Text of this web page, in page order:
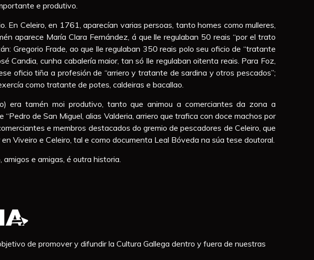
e produtivo.
Celeiro, en 1761, aparecían varias persoas, tanto homes como mulleres,
aparece María Clara Fernández, á que lle regulaban 50 reais “por el trato
Gregorio Frade, ao que lle regulaban 350 reais polo seu oficio de “tratante
Candia, cunha cabalería maior, tan só lle regulaban oitenta reais. Para Foz,
oficio tiña a profesión de “arriero y tratante de sardina y otros pescados”;
como tratante de potes, caldeiras e bacallao.
era tamén moi produtivo, tanto que animou a comerciantes da zona a
de San Miguel, alias Valderia, arriero que trafica con doce machos por
e membros destacados do gremio de pescadores de Celeiro, que
Viveiro e Celeiro, tal e como documenta Leal Bóveda na súa tese doutoral.
e amigas, é outra historia.
de promover y difundir la Cultura Gallega dentro y fuera de nuestras